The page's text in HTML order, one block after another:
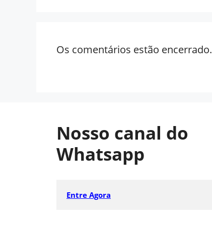
Os comentários estão encerrado.
Nosso canal do
Whatsapp
Entre Agora